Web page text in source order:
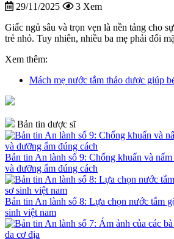
29/11/2025 3 Xem
Giấc ngủ sâu và trọn vẹn là nền tảng cho
trẻ nhỏ. Tuy nhiên, nhiều ba mẹ phải đối
Xem thêm:
Mách mẹ nước tắm thảo dược giúp
Bản tin dược sĩ
Bản tin An lành số 9: Chống khuẩn và nấm
và dưỡng ẩm đúng cách
Bản tin An lành số 8: Lựa chọn nước tắm
sinh việt nam